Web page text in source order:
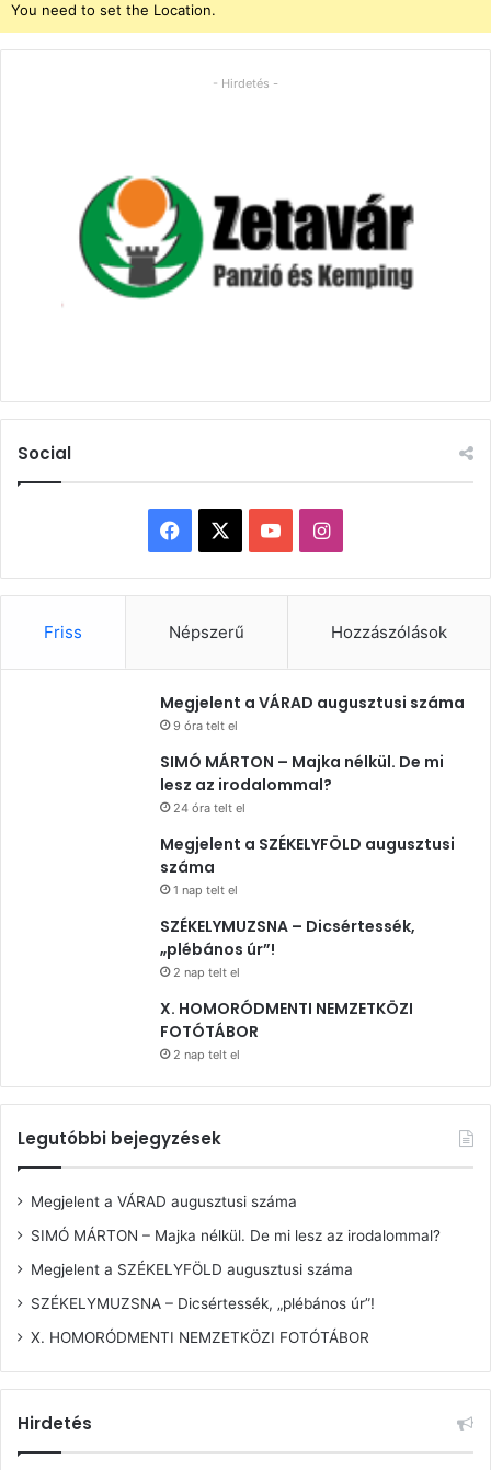
You need to set the Location.
- Hirdetés -
Social
Facebook YouTubeInstagram
Friss Népszerű Hozzászólások
Megjelent a VÁRAD augusztusi száma
9 óra telt el
SIMÓ MÁRTON – Majka nélkül. De mi
lesz az irodalommal?
24 óra telt el
Megjelent a SZÉKELYFÖLD augusztusi
száma
1 nap telt el
SZÉKELYMUZSNA – Dicsértessék,
„plébános úr”!
2 nap telt el
X. HOMORÓDMENTI NEMZETKÖZI
FOTÓTÁBOR
2 nap telt el
Legutóbbi bejegyzések
Megjelent a VÁRAD augusztusi száma
SIMÓ MÁRTON – Majka nélkül. De mi lesz az irodalommal?
Megjelent a SZÉKELYFÖLD augusztusi száma
SZÉKELYMUZSNA – Dicsértessék, „plébános úr”!
X. HOMORÓDMENTI NEMZETKÖZI FOTÓTÁBOR
Hirdetés